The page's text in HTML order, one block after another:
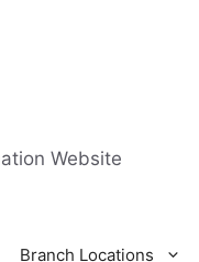
Website
Branch Locations